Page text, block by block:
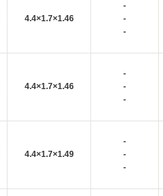
4.4×1.7×1.46
-
-
-
4.4×1.7×1.46
-
-
-
4.4×1.7×1.49
-
-
-